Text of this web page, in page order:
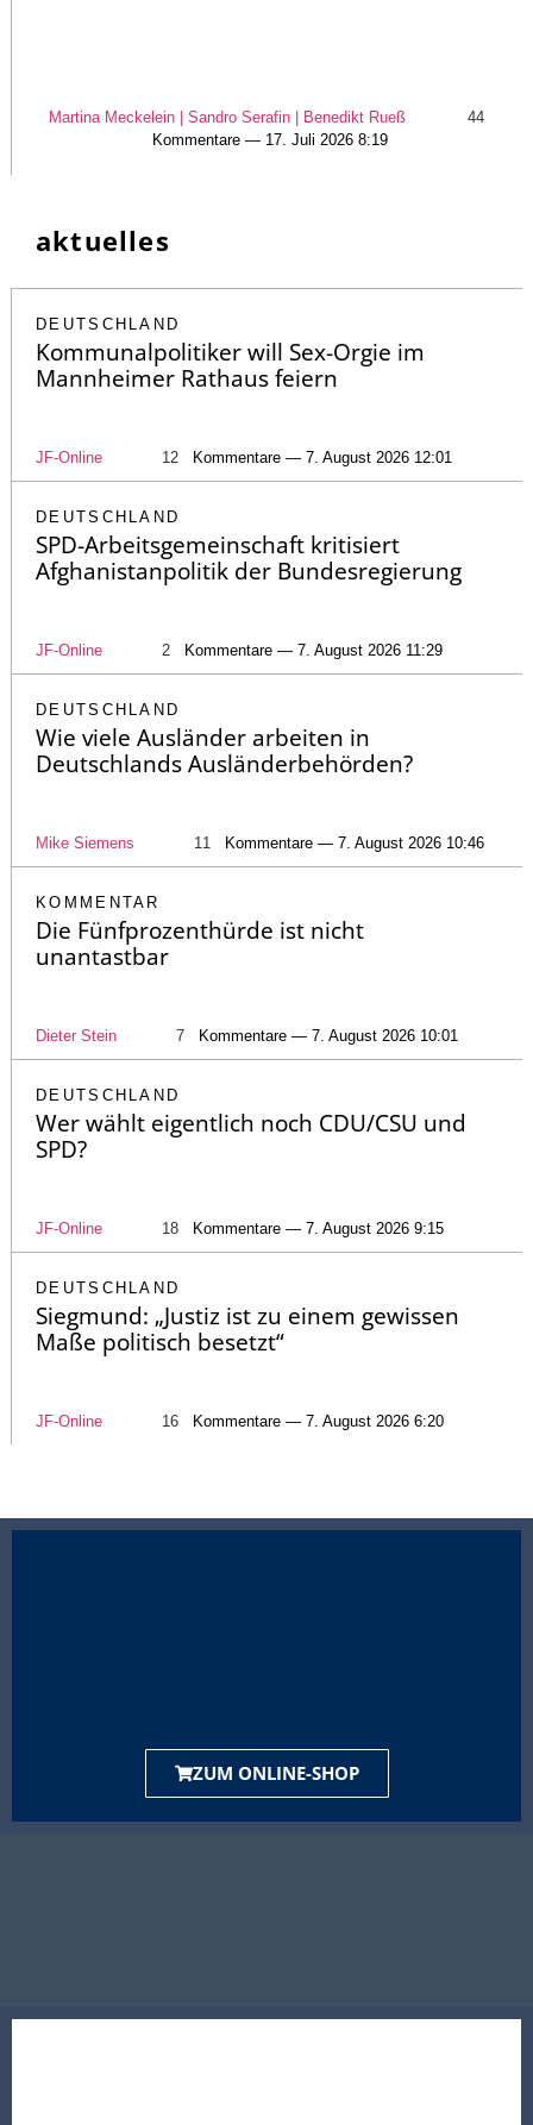
Martina Meckelein | Sandro Serafin | Benedikt Rueß
44
Kommentare — 17. Juli 2026 8:19
aktuelles
DEUTSCHLAND
Kommunalpolitiker will Sex-Orgie im
Mannheimer Rathaus feiern
JF-Online 12 Kommentare — 7. August 2026 12:01
DEUTSCHLAND
SPD-Arbeitsgemeinschaft kritisiert
Afghanistanpolitik der Bundesregierung
JF-Online 2 Kommentare — 7. August 2026 11:29
DEUTSCHLAND
Wie viele Ausländer arbeiten in
Deutschlands Ausländerbehörden?
Mike Siemens 11 Kommentare — 7. August 2026 10:46
KOMMENTAR
Die Fünfprozenthürde ist nicht
unantastbar
Dieter Stein 7 Kommentare — 7. August 2026 10:01
DEUTSCHLAND
Wer wählt eigentlich noch CDU/CSU und
SPD?
JF-Online 18 Kommentare — 7. August 2026 9:15
DEUTSCHLAND
Siegmund: „Justiz ist zu einem gewissen
Maße politisch besetzt“
JF-Online 16 Kommentare — 7. August 2026 6:20
ZUM ONLINE-SHOP